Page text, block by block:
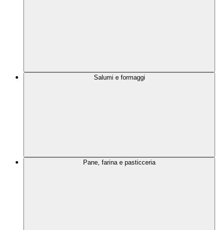
Salumi e formaggi
Pane, farina e pasticceria